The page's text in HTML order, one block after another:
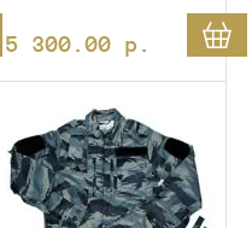
5 300.00 p.